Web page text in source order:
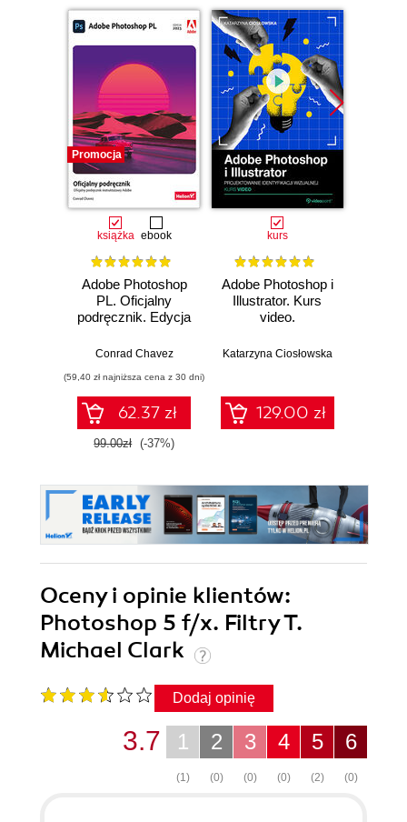
Promocja
książka ebook
Adobe Photoshop
PL. Oficjalny
podręcznik. Edycja
Conrad Chavez
(59,40 zł najniższa cena z 30 dni)
62.37 zł
99.00zł (-37%)
kurs
Adobe Photoshop i
Illustrator. Kurs
video.
identyfikacji
Katarzyna Ciosłowska
129.00 zł
Oceny i opinie klientów:
Photoshop 5 f/x. Filtry T.
Michael Clark
Dodaj opinię
6
(0)
5
(2)
4
(0)
3
(0)
2
(0)
1
(1)
3.7